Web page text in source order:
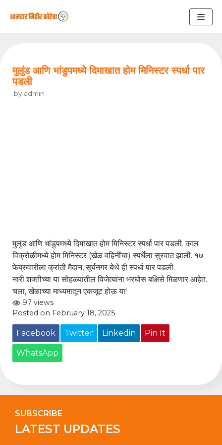
मुलुंड आणि भांडुपमध्ये दिमाखात होम मिनिस्टर स्पर्धा पार
पडली
by admin
मुलुंड आणि भांडुपमध्ये दिमाखात होम मिनिस्टर स्पर्धा पार पडली. काल
विक्रोळीमध्ये होम मिनिस्टर (खेळ वहिनींचा) स्पर्धेला सुरवात झाली. १७
फेब्रुवारीला क्रांती मैदान, सूर्यनगर येथे ही स्पर्धा पार पडली.
नारी शक्तीच्या या सोहळ्यातील विजेत्यांना भरघोस बक्षिसे मिळणार आहेत.
चला, खेळाच्या माध्यमातून एकजूट होऊ या!
97 views
Posted on February 18, 2025
Facebook Twitter Linkedin Pin It
WhatsApp
SUBSCRIBE
LATEST UPDATES